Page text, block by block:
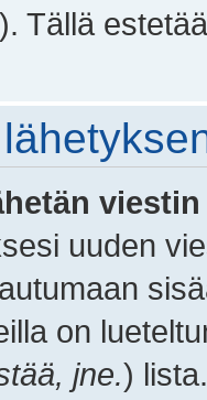
Tällä
uuden
on
jne.) lista.